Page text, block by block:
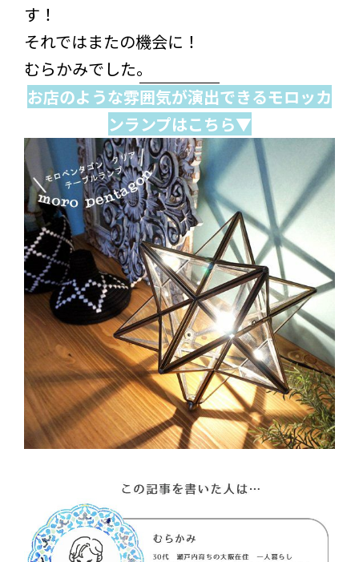
す！
それではまたの機会に！
むらかみでした。
お店のような雰囲気が演出できるモロッカ
ンランプはこちら▼